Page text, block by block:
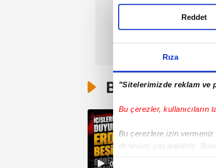
Rıza
"Sitelerimizde reklam ve
Bu çerezler, kullanıcıların
Bu çerezlere izin
deneyimi yaşatabiliriz.
Reddet
Bunlar da Var
00:32